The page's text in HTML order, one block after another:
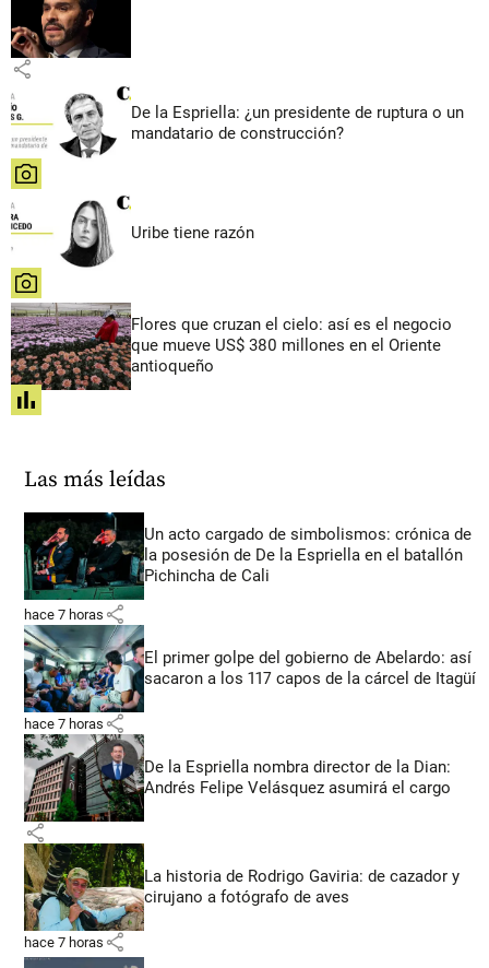
share
De la Espriella: ¿un presidente de ruptura o un
mandatario de construcción?
share
Uribe tiene razón
share
Flores que cruzan el cielo: así es el negocio
que mueve US$ 380 millones en el Oriente
antioqueño
share
Las más leídas
Un acto cargado de simbolismos: crónica de
la posesión de De la Espriella en el batallón
Pichincha de Cali
hace 7 horas share
El primer golpe del gobierno de Abelardo: así
sacaron a los 117 capos de la cárcel de Itagüí
hace 7 horas share
De la Espriella nombra director de la Dian:
Andrés Felipe Velásquez asumirá el cargo
share
La historia de Rodrigo Gaviria: de cazador y
cirujano a fotógrafo de aves
hace 7 horas share